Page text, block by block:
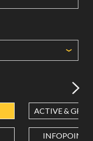
ACTIVE &
INFOPOINT